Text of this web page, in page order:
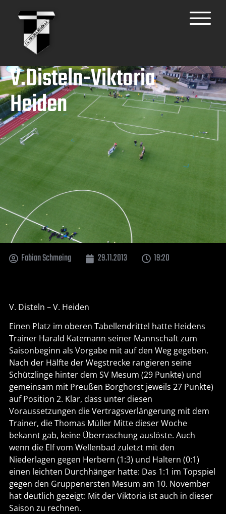
V.Disteln-Viktoria
Heiden
Fabian Schmeing 29.11.2013 19:20
V. Disteln – V. Heiden
Einen Platz im oberen Tabellendrittel hatte Heidens
Trainer Harald Katemann seiner Mannschaft zum
Saisonbeginn als Vorgabe mit auf den Weg gegeben.
Nach der Hälfte der Wegstrecke rangieren seine
Schützlinge hinter dem SV Mesum (29 Punkte) und
gemeinsam mit Preußen Borghorst jeweils 27 Punkte)
auf Position 2. Klar, dass unter diesen
Voraussetzungen die Vertragsverlängerung mit dem
Trainer, die Thomas Müller Mitte dieser Woche
bekannt gab, keine Überraschung auslöste. Auch
wenn die Elf vom Wellenbad zuletzt mit den
Niederlagen gegen Herbern (1:3) und Haltern (0:1)
einen leichten Durchhänger hatte: Das 1:1 im Topspiel
gegen den Gruppenersten Mesum am 10. November
hat deutlich gezeigt: Mit der Viktoria ist auch in dieser
Saison zu rechnen.